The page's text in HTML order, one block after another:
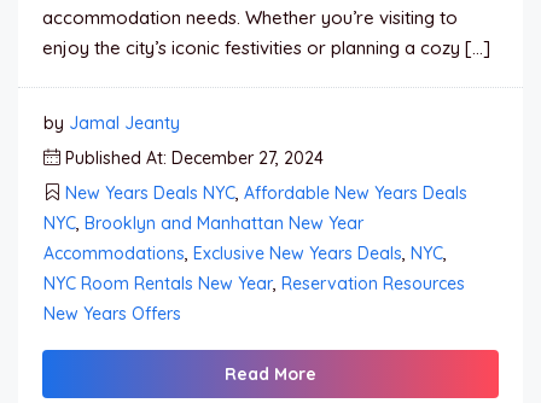
accommodation needs. Whether you’re visiting to
enjoy the city’s iconic festivities or planning a cozy […]
by Jamal Jeanty
Published At: December 27, 2024
New Years Deals NYC, Affordable New Years Deals
NYC, Brooklyn and Manhattan New Year
Accommodations, Exclusive New Years Deals, NYC,
NYC Room Rentals New Year, Reservation Resources
New Years Offers
Read More